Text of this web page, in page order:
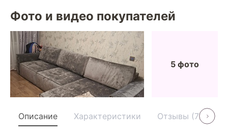
Фото и видео покупателей
5 фото
Описание Характеристики Отзывы (7)